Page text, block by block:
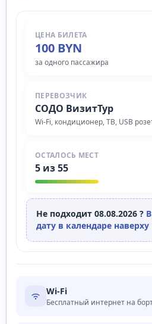
ЦЕНА БИЛЕТА
100 BYN
за одного пассажира
ПЕРЕВОЗЧИК
СОДО ВизитТур
Wi‑Fi, кондиционер, ТВ, USB
ОСТАЛОСЬ МЕСТ
5 из 55
Не подходит 08.08.2026 ?
дату в календаре наверху
Wi‑Fi
Бесплатный интернет на